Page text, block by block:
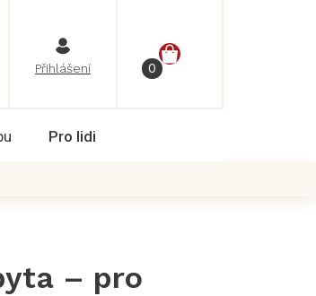
NÁKUPNÍ
Pro lidi
– pro